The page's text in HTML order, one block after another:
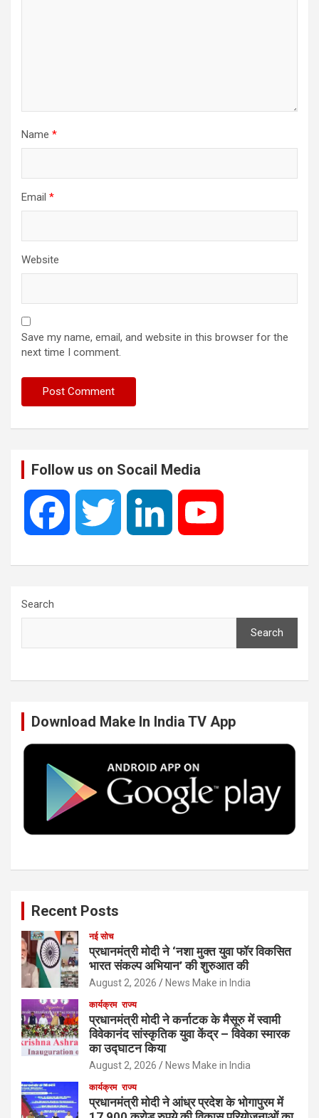
Name *
Email *
Website
Save my name, email, and website in this browser for the
next time I comment.
Follow us on Socail Media
e
o
k
t
r
k
I
n
T
e
Search
Search
Download Make In India TV App
Recent Posts
नई सोच
प्रधानमंत्री मोदी ने ‘नशा मुक्त युवा फॉर विकसित
भारत संकल्प अभियान’ की शुरुआत की
August 2, 2026 News Make in India
कार्यक्रम राज्य
प्रधानमंत्री मोदी ने कर्नाटक के मैसूरु में स्वामी
विवेकानंद सांस्कृतिक युवा केंद्र – विवेका स्मारक
का उद्घाटन किया
August 2, 2026 News Make in India
कार्यक्रम राज्य
प्रधानमंत्री मोदी ने आंध्र प्रदेश के भोगापुरम में